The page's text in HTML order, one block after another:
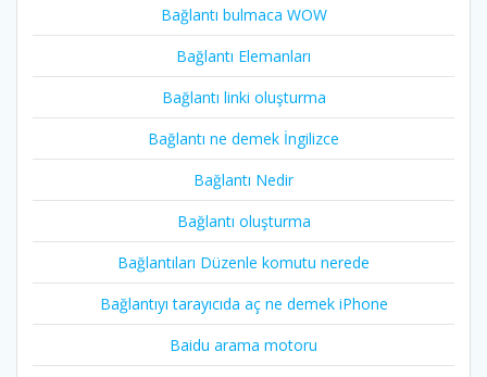
Bağlantı bulmaca WOW
Bağlantı Elemanları
Bağlantı linki oluşturma
Bağlantı ne demek İngilizce
Bağlantı Nedir
Bağlantı oluşturma
Bağlantıları Düzenle komutu nerede
Bağlantıyı tarayıcıda aç ne demek iPhone
Baidu arama motoru